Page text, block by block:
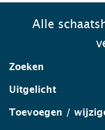
Alle
Zoeken
Uitgelicht
Toevoegen /